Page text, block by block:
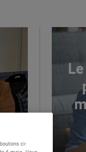
ci-